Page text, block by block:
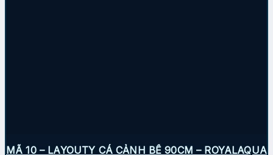
MÃ 10 – LAYOUTY CÁ CẢNH BỂ 90CM – ROYALAQUA